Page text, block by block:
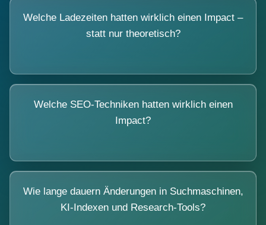
Welche Ladezeiten hatten wirklich einen Impact –
statt nur theoretisch?
Welche SEO-Techniken hatten wirklich einen
Impact?
Wie lange dauern Änderungen in Suchmaschinen,
KI-Indexen und Research-Tools?